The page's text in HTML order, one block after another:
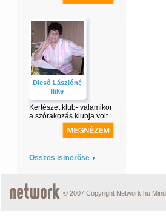
Dicső Lászlóné
Ilike
Kertészet klub- valamikor
a szórakozás klubja volt.
Összes ismerőse
© 2007 Copyright Network.hu